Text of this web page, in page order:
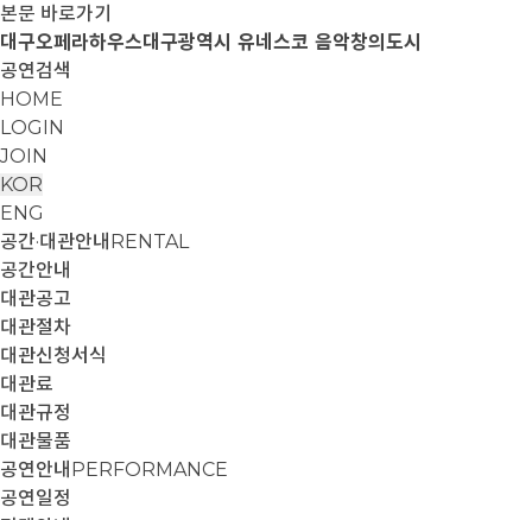
본문 바로가기
대구오페라하우스대구광역시 유네스코 음악창의도시
공연검색
HOME
LOGIN
JOIN
KOR
ENG
공간·대관안내 RENTAL
공간안내
대관공고
대관절차
대관신청서식
대관료
대관규정
대관물품
공연안내 PERFORMANCE
공연일정